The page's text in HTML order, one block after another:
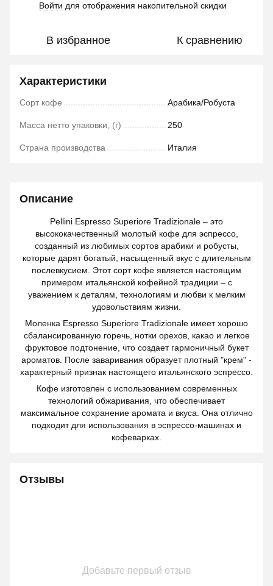
Войти для отображения накопительной скидки
В избранное К сравнению
Характеристики
Сорт кофе Арабика/Робуста
Масса нетто упаковки, (г) 250
Страна производства Италия
Описание
Pellini Espresso Superiore Tradizionale – это
высококачественный молотый кофе для эспрессо,
созданный из любимых сортов арабики и робусты,
которые дарят богатый, насыщенный вкус с длительным
послевкусием. Этот сорт кофе является настоящим
примером итальянской кофейной традиции – с
уважением к деталям, технологиям и любви к мелким
удовольствиям жизни.
Моленка Espresso Superiore Tradizionale имеет хорошо
сбалансированную горечь, нотки орехов, какао и легкое
фруктовое подтонение, что создает гармоничный букет
ароматов. После заваривания образует плотный "крем" -
характерный признак настоящего итальянского эспрессо.
Кофе изготовлен с использованием современных
технологий обжаривания, что обеспечивает
максимальное сохранение аромата и вкуса. Она отлично
подходит для использования в эспрессо-машинах и
кофеварках.
Отзывы
Добавьте первый отзыв